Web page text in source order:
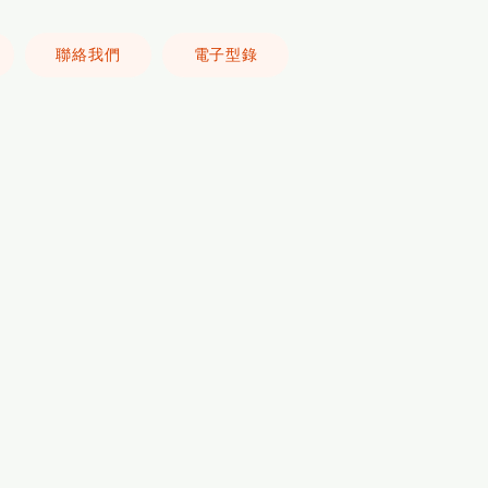
聯絡我們 電子型錄